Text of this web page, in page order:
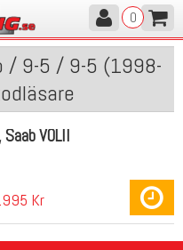
0
/ 9-5 / 9-5 (1998-
VOLII
Kr